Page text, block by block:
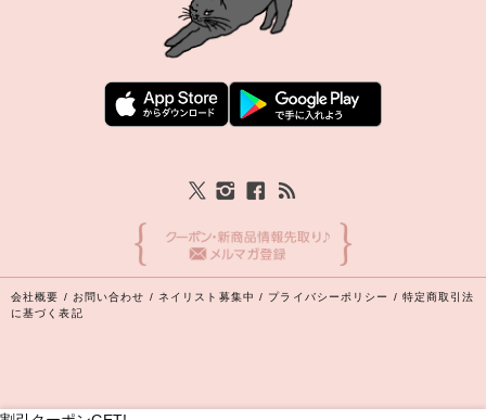
会社概要 / お問い合わせ / ネイリスト募集中 / プライバシーポリシー / 特定商取引法
に基づく表記